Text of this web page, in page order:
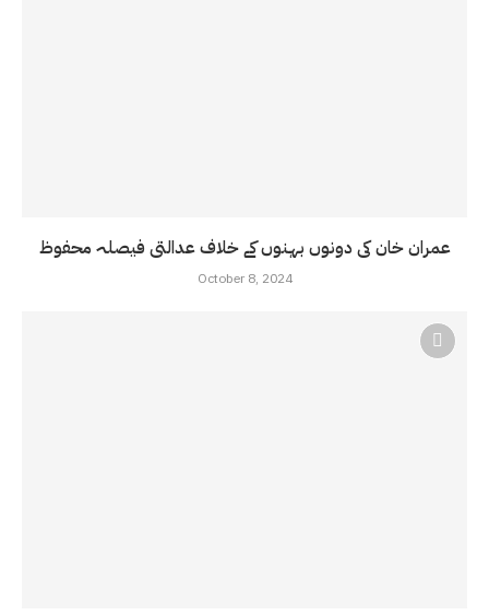
عمران خان کی دونوں بہنوں کے خلاف عدالتی فیصلہ محفوظ
October 8, 2024